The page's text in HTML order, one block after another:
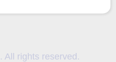
rights reserved.